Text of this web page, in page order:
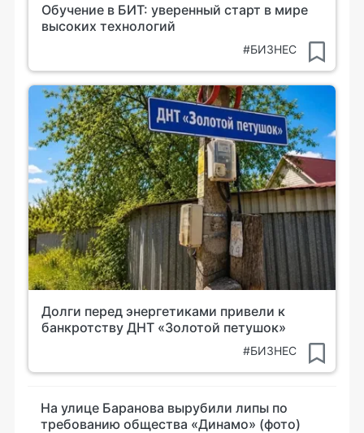
Обучение в БИТ: уверенный старт в мире
высоких технологий
#БИЗНЕС
Долги перед энергетиками привели к
банкротству ДНТ «Золотой петушок»
#БИЗНЕС
На улице Баранова вырубили липы по
требованию общества «Динамо» (фото)